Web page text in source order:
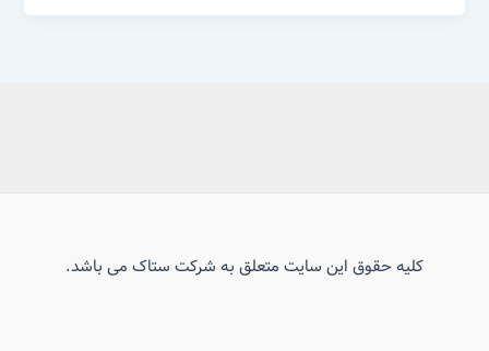
کلیه حقوق این سایت متعلق به شرکت ستاک می باشد.